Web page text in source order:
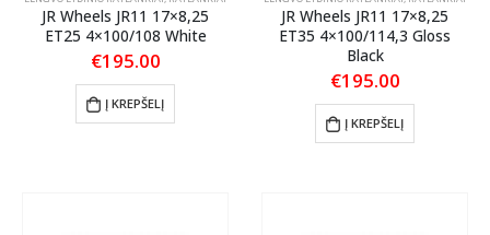
JR Wheels JR11 17×8,25
ET25 4×100/108 White
€195.00
Į KREPŠELĮ
JR Wheels JR11 17×8,25
ET35 4×100/114,3 Gloss
Black
€195.00
Į KREPŠELĮ